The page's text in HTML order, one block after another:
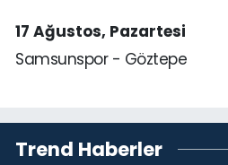
17 Ağustos, Pazartesi
Samsunspor - Göztepe
Trend Haberler